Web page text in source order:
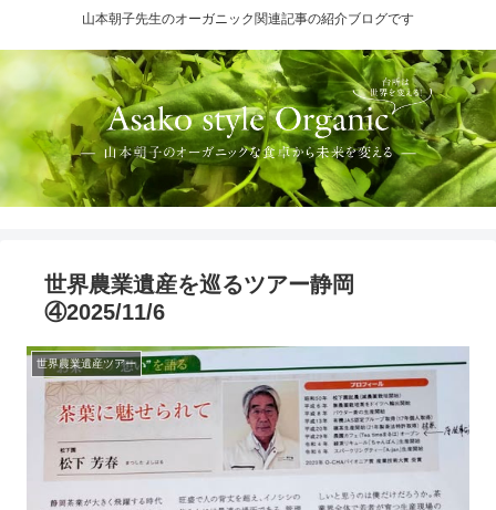
山本朝子先生のオーガニック関連記事の紹介ブログです
世界農業遺産を巡るツアー静岡
④2025/11/6
世界農業遺産ツアー